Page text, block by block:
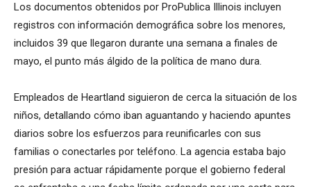
Los documentos obtenidos por ProPublica Illinois incluyen
registros con información demográfica sobre los menores,
incluidos 39 que llegaron durante una semana a finales de
mayo, el punto más álgido de la política de mano dura.
Empleados de Heartland siguieron de cerca la situación de los
niños, detallando cómo iban aguantando y haciendo apuntes
diarios sobre los esfuerzos para reunificarles con sus
familias o conectarles por teléfono. La agencia estaba bajo
presión para actuar rápidamente porque el gobierno federal